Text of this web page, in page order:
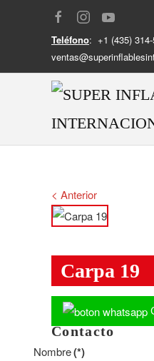
Teléfono: +1 (435)
< Anterior
Carpa 19
Contacto
Nombre(*)